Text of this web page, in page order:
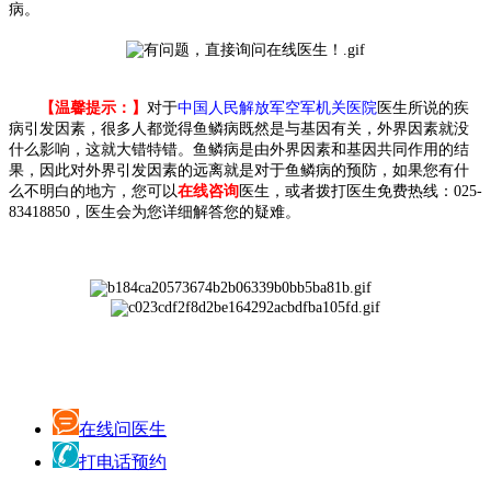
病。
【温馨提示：】 对于中国人民解放军空军机关医院 医生所说的疾
病引发因素，很多人都觉得鱼鳞病既然是与基因有关，外界因素就没
什么影响，这就大错特错。鱼鳞病是由外界因素和基因共同作用的结
果，因此对外界引发因素的远离就是对于鱼鳞病的预防，如果您有什
么不明白的地方，您可以在线咨询 医生，或者拨打医生免费热线：025-
83418850，医生会为您详细解答您的疑难。
在线问医生
打电话预约